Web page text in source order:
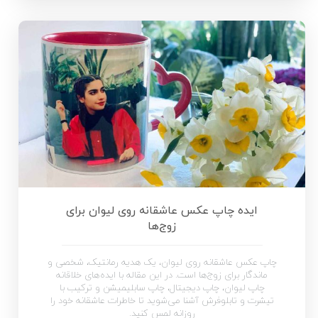
ایده چاپ عکس عاشقانه روی لیوان برای
زوج‌ها
چاپ عکس عاشقانه روی لیوان، یک هدیه رمانتیک، شخصی و
ماندگار برای زوج‌ها است. در این مقاله با ایده‌های خلاقانه
چاپ لیوان، چاپ دیجیتال، چاپ سابلیمیشن و ترکیب با
تیشرت و تابلوفرش آشنا می‌شوید تا خاطرات عاشقانه خود را
روزانه لمس کنید.